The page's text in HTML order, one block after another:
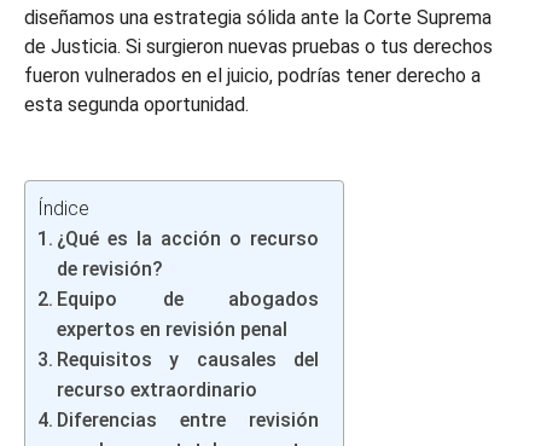
diseñamos una estrategia sólida ante la Corte Suprema
de Justicia. Si surgieron nuevas pruebas o tus derechos
fueron vulnerados en el juicio, podrías tener derecho a
esta segunda oportunidad.
Índice
¿Qué es la acción o recurso
de revisión?
Equipo de abogados
expertos en revisión penal
Requisitos y causales del
recurso extraordinario
Diferencias entre revisión